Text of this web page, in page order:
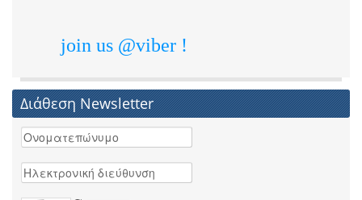
join us @viber !
Διάθεση Newsletter